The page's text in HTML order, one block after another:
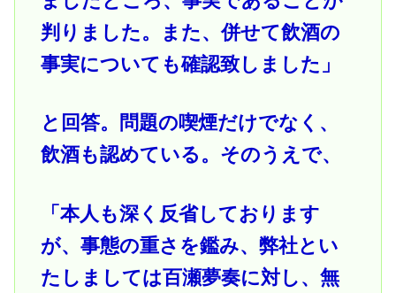
判りました。また、併せて飲酒の
事実についても確認致しました」
と回答。問題の喫煙だけでなく、
飲酒も認めている。そのうえで、
「本人も深く反省しております
が、事態の重さを鑑み、弊社とい
たしましては百瀬夢奏に対し、無